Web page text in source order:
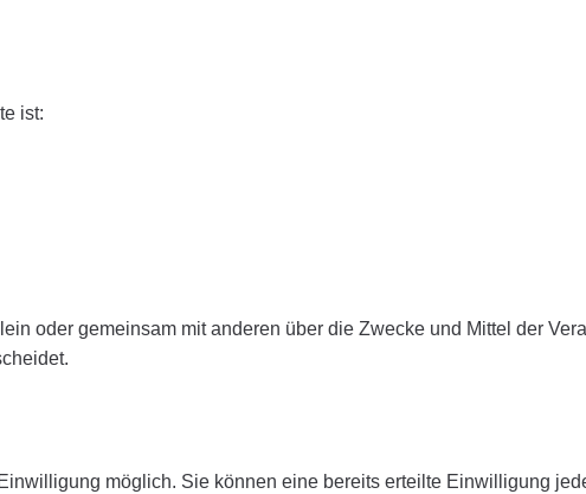
ist:
oder gemeinsam mit anderen über die Zwecke und Mittel der
möglich. Sie können eine bereits erteilte Einwilligung